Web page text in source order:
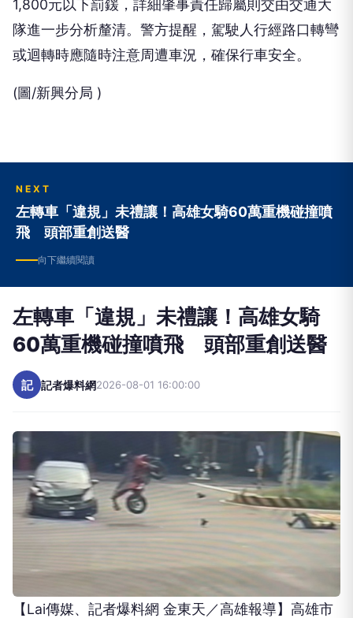
1,800元以下罰鍰，詳細肇事責任歸屬則交由交通大
隊進一步分析釐清。警方提醒，駕駛人行經路口轉彎
或迴轉時應隨時注意周遭車況，確保行車安全。
(圖/新興分局 )
NEXT
左轉車「違規」未禮讓！高雄女騎60萬重機碰撞噴
飛 頭部重創送醫
向下繼續閱讀
左轉車「違規」未禮讓！高雄女騎
60萬重機碰撞噴飛 頭部重創送醫
記 記者爆料網2026-08-01 16:00:00
【Lai傳媒、記者爆料網 金東天／高雄報導】高雄市